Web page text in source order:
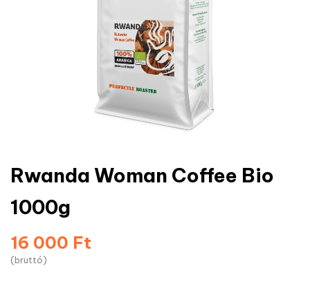
Rwanda Woman Coffee Bio
1000g
16 000 Ft
(bruttó)